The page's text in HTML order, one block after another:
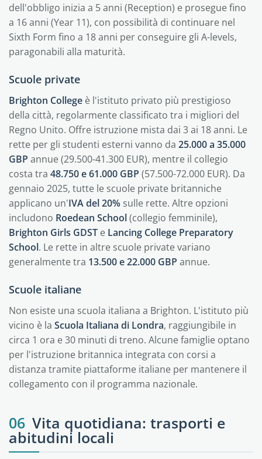
dell'obbligo inizia a 5 anni (Reception) e prosegue fino
a 16 anni (Year 11), con possibilità di continuare nel
Sixth Form fino a 18 anni per conseguire gli A-levels,
paragonabili alla maturità.
Scuole private
Brighton College è l'istituto privato più prestigioso
della città, regolarmente classificato tra i migliori del
Regno Unito. Offre istruzione mista dai 3 ai 18 anni. Le
rette per gli studenti esterni vanno da 25.000 a 35.000
GBP annue (29.500-41.300 EUR), mentre il collegio
costa tra 48.750 e 61.000 GBP (57.500-72.000 EUR). Da
gennaio 2025, tutte le scuole private britanniche
applicano un'IVA del 20% sulle rette. Altre opzioni
includono Roedean School(collegio femminile),
Brighton Girls GDST e Lancing College Preparatory
School. Le rette in altre scuole private variano
generalmente tra 13.500 e 22.000 GBP annue.
Scuole italiane
Non esiste una scuola italiana a Brighton. L'istituto più
vicino è la Scuola Italiana di Londra, raggiungibile in
circa 1 ora e 30 minuti di treno. Alcune famiglie optano
per l'istruzione britannica integrata con corsi a
distanza tramite piattaforme italiane per mantenere il
collegamento con il programma nazionale.
06 Vita quotidiana: trasporti e
abitudini locali